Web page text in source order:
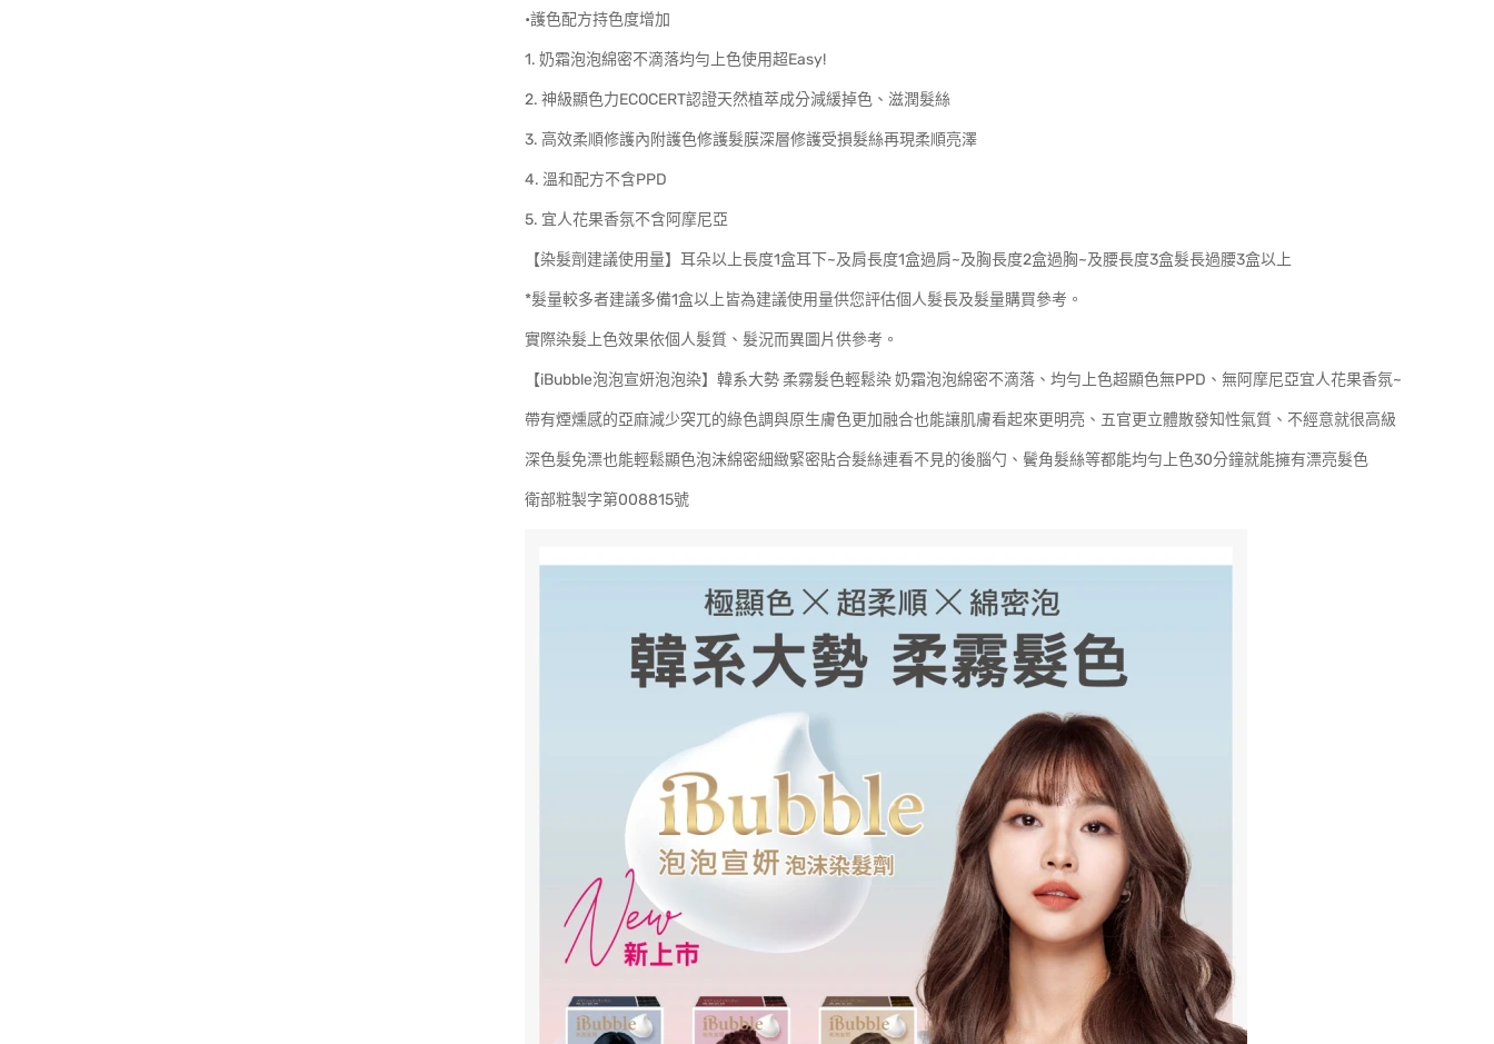
•護色配方持色度增加
1. 奶霜泡泡綿密不滴落均勻上色使用超Easy!
2. 神級顯色力ECOCERT認證天然植萃成分減緩掉色、滋潤髮絲
3. 高效柔順修護內附護色修護髮膜深層修護受損髮絲再現柔順亮澤
4. 溫和配方不含PPD
5. 宜人花果香氛不含阿摩尼亞
【染髮劑建議使用量】耳朵以上長度1盒耳下~及肩長度1盒過肩~及胸長度2盒過胸~及腰長度3盒髮長過腰3盒以上
*髮量較多者建議多備1盒以上皆為建議使用量供您評估個人髮長及髮量購買參考。
實際染髮上色效果依個人髮質、髮況而異圖片供參考。
【iBubble泡泡宣妍泡泡染】韓系大勢 柔霧髮色輕鬆染 奶霜泡泡綿密不滴落、均勻上色超顯色無PPD、無阿摩尼亞宜人花果香氛~
帶有煙燻感的亞麻減少突兀的綠色調與原生膚色更加融合也能讓肌膚看起來更明亮、五官更立體散發知性氣質、不經意就很高級
深色髮免漂也能輕鬆顯色泡沫綿密細緻緊密貼合髮絲連看不見的後腦勺、鬢角髮絲等都能均勻上色30分鐘就能擁有漂亮髮色
衛部粧製字第008815號